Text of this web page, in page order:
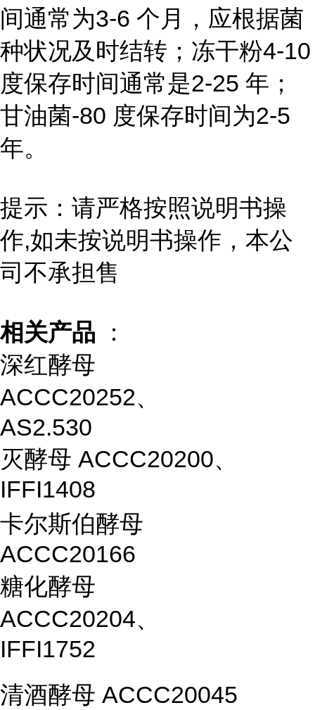
间通常为3-6 个月，应根据菌
种状况及时结转；冻干粉4-10
度保存时间通常是2-25 年；
甘油菌-80 度保存时间为2-5
年。
提示：请严格按照说明书操
作,如未按说明书操作，本公
司不承担售
相关产品 ：
深红酵母
ACCC20252、
AS2.530
灭酵母 ACCC20200、
IFFI1408
卡尔斯伯酵母
ACCC20166
糖化酵母
ACCC20204、
IFFI1752
清酒酵母 ACCC20045